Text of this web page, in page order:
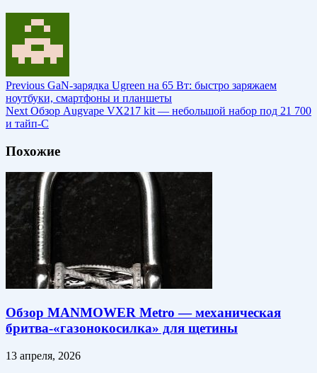
Previous GаN-зарядка Ugreen на 65 Вт: быстро заряжаем
ноутбуки, смартфоны и планшеты
Next Обзор Augvape VX217 kit — небольшой набор под 21 700
и тайп-С
Похожие
Обзор MANMOWER Metro — механическая
бритва-«газонокосилка» для щетины
13 апреля, 2026